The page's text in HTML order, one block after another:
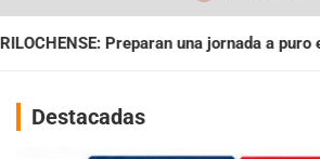
a puro espectáculo AKPS: Intervino
Destacadas